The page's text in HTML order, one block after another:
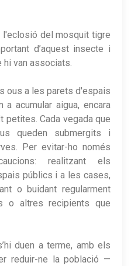
del mosquit tigre
d’aquest insecte i
van associats.
ous a les parets d'espais
acumular aigua, encara
petites. Cada vegada que
queden submergits i
Per evitar-ho només
realitzant els
públics i a les cases,
o buidant regularment
o altres recipients que
duen a terme, amb els
reduir-ne la població —